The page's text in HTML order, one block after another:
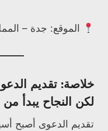
الموقع: جدة –
خلاصة: تقديم
لكن النجاح يبدأ
تقديم الدعوى أصبح